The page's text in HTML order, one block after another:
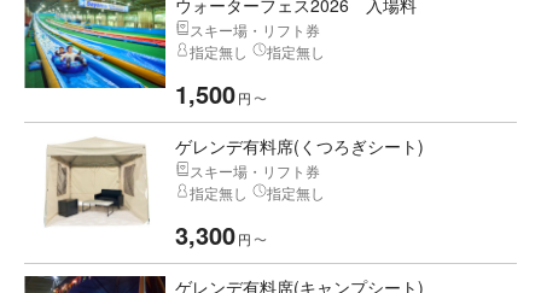
ウォーターフェス2026 入場料
スキー場・リフト券
指定無し
指定無し
1,500円 〜
ゲレンデ有料席(くつろぎシート)
スキー場・リフト券
指定無し
指定無し
3,300円 〜
ゲレンデ有料席(キャンプシート)